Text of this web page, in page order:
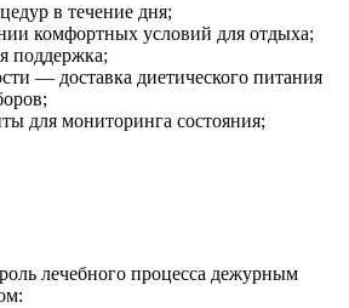
в течение дня;
комфортных условий для отдыха;
поддержка;
— доставка диетического питания
для мониторинга состояния;
лечебного процесса дежурным